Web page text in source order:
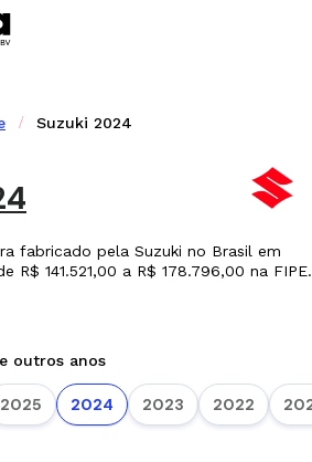
Suzuki 2024
fabricado pela Suzuki no Brasil em
R$ 141.521,00 a R$ 178.796,00 na FIPE.
outros anos
2025 2024 2023 2022